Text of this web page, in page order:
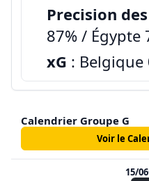
Precision
87% / Égypte
xG : Belgique
Calendrier Groupe G
Voir le
15/06